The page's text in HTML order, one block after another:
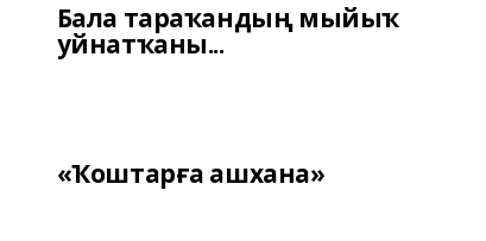
Бала тараҡандың мыйыҡ
уйнатҡаны...
«Ҡоштарға ашхана»